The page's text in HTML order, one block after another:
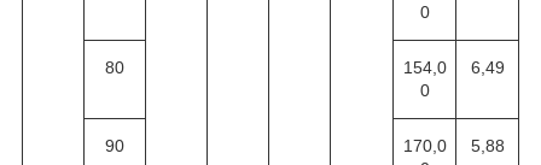
0
80
154,0
0
6,49
90
170,0
5,88